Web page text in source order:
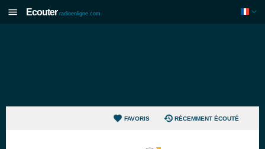
Ecouter radioenligne.com
FAVORIS RÉCEMMENT ÉCOUTÉ